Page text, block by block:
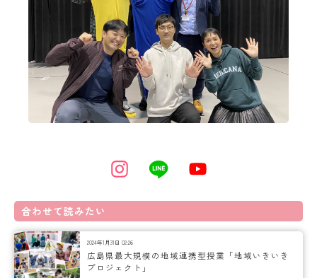
合わせて読みたい
2024年1月31日 02:26
広島県最大規模の地域連携型授業「地域いきいき
プロジェクト」